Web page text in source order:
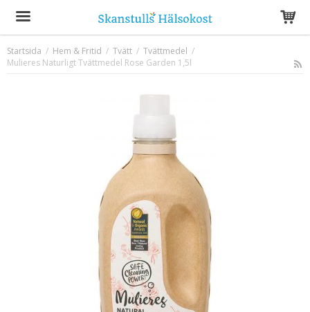
Produkten har blivit tillagd i varukorgen
Startsida / Hem & Fritid / Tvätt / Tvättmedel /
Mulieres Naturligt Tvättmedel Rose Garden 1,5l